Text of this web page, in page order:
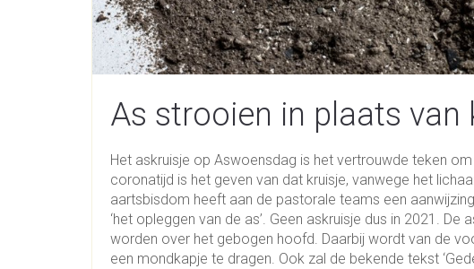
As strooien in plaats van
Het askruisje op Aswoensdag is het vertrouwde teken
coronatijd is het geven van dat kruisje, vanwege het
aartsbisdom heeft aan de pastorale teams een
‘het opleggen van de as’. Geen askruisje dus in 2021.
worden over het gebogen hoofd. Daarbij wordt van de
een mondkapje te dragen. Ook zal de bekende tekst